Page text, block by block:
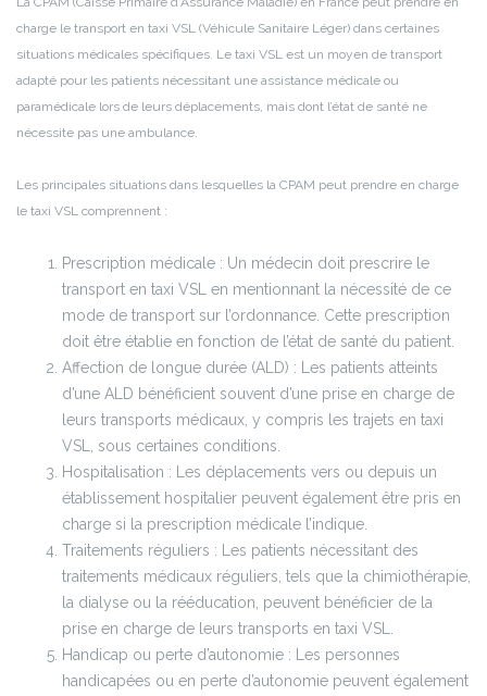
charge le transport en taxi VSL (Véhicule Sanitaire Léger) dans certaines
situations médicales spécifiques. Le taxi VSL est un moyen de transport
adapté pour les patients nécessitant une assistance médicale ou
paramédicale lors de leurs déplacements, mais dont l’état de santé ne
nécessite pas une ambulance.
Les principales situations dans lesquelles la CPAM peut prendre en charge
le taxi VSL comprennent :
Prescription médicale : Un médecin doit prescrire le
transport en taxi VSL en mentionnant la nécessité de ce
mode de transport sur l’ordonnance. Cette prescription
doit être établie en fonction de l’état de santé du patient.
Affection de longue durée (ALD) : Les patients atteints
d’une ALD bénéficient souvent d’une prise en charge de
leurs transports médicaux, y compris les trajets en taxi
VSL, sous certaines conditions.
Hospitalisation : Les déplacements vers ou depuis un
établissement hospitalier peuvent également être pris en
charge si la prescription médicale l’indique.
Traitements réguliers : Les patients nécessitant des
traitements médicaux réguliers, tels que la chimiothérapie,
la dialyse ou la rééducation, peuvent bénéficier de la
prise en charge de leurs transports en taxi VSL.
Handicap ou perte d’autonomie : Les personnes
handicapées ou en perte d’autonomie peuvent également